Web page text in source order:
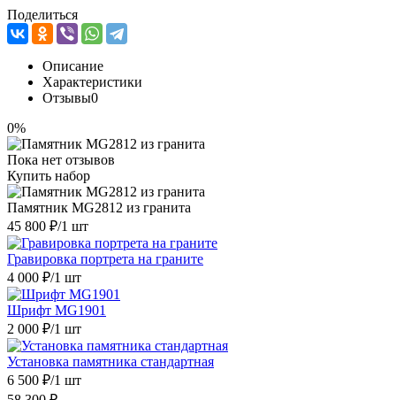
Поделиться
Описание
Характеристики
Отзывы0
0%
Пока нет отзывов
Купить набор
Памятник MG2812 из гранита
45 800 ₽/1 шт
Гравировка портрета на граните
4 000 ₽/1 шт
Шрифт MG1901
2 000 ₽/1 шт
Установка памятника стандартная
6 500 ₽/1 шт